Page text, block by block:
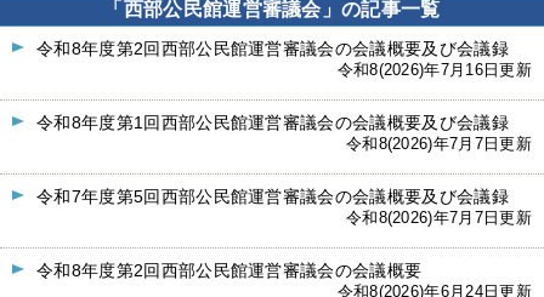
「西部公民館運営審議会」の記事一覧
令和8年度第2回西部公民館運営審議会の会議概要及び会議録
令和8(2026)年7月16日更新
令和8年度第1回西部公民館運営審議会の会議概要及び会議録
令和8(2026)年7月7日更新
令和7年度第5回西部公民館運営審議会の会議概要及び会議録
令和8(2026)年7月7日更新
令和8年度第2回西部公民館運営審議会の会議概要
令和8(2026)年6月24日更新